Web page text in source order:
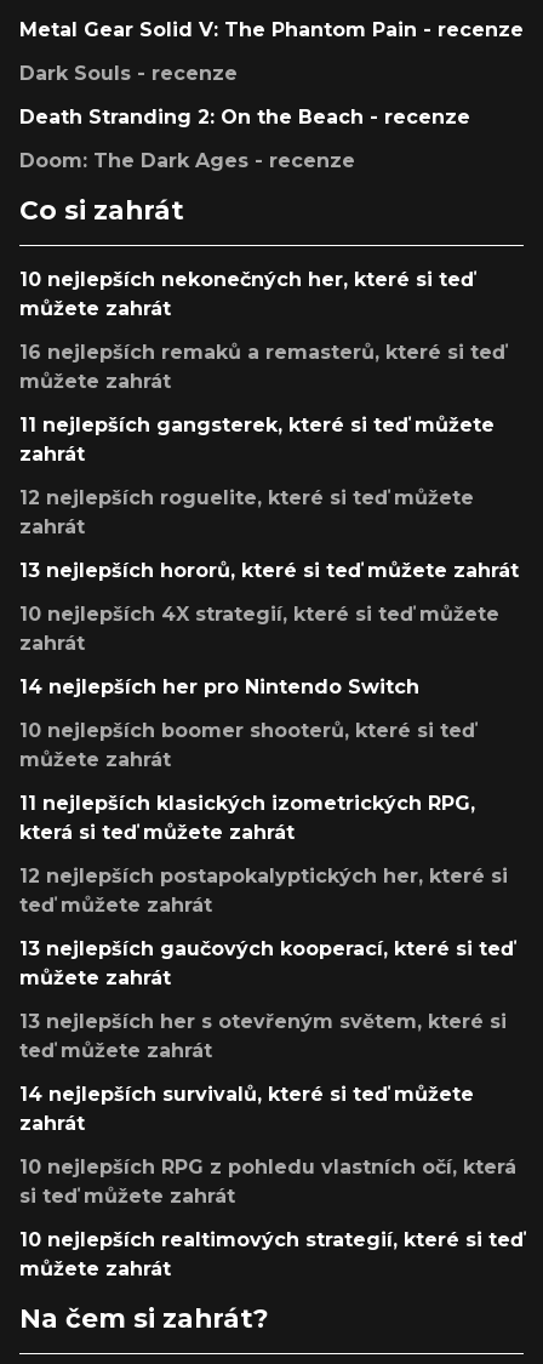
Metal Gear Solid V: The Phantom Pain - recenze
Dark Souls - recenze
Death Stranding 2: On the Beach - recenze
Doom: The Dark Ages - recenze
Co si zahrát
10 nejlepších nekonečných her, které si teď
můžete zahrát
16 nejlepších remaků a remasterů, které si teď
můžete zahrát
11 nejlepších gangsterek, které si teď můžete
zahrát
12 nejlepších roguelite, které si teď můžete
zahrát
13 nejlepších hororů, které si teď můžete zahrát
10 nejlepších 4X strategií, které si teď můžete
zahrát
14 nejlepších her pro Nintendo Switch
10 nejlepších boomer shooterů, které si teď
můžete zahrát
11 nejlepších klasických izometrických RPG,
která si teď můžete zahrát
12 nejlepších postapokalyptických her, které si
teď můžete zahrát
13 nejlepších gaučových kooperací, které si teď
můžete zahrát
13 nejlepších her s otevřeným světem, které si
teď můžete zahrát
14 nejlepších survivalů, které si teď můžete
zahrát
10 nejlepších RPG z pohledu vlastních očí, která
si teď můžete zahrát
10 nejlepších realtimových strategií, které si teď
můžete zahrát
Na čem si zahrát?